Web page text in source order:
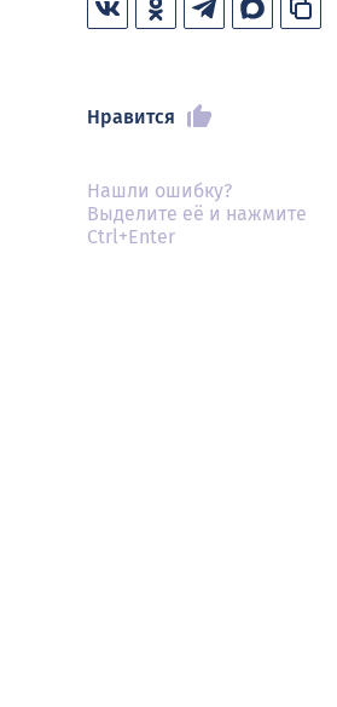
Нравится
Нашли ошибку?
Выделите её и нажмите
Ctrl+Enter